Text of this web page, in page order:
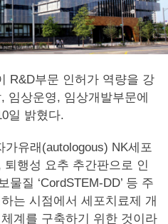
R&D부문 인허가 역량을 강
임상운영, 임상개발부문에
일 밝혔다.
유래(autologous) NK세포
퇴행성 요추 추간판으로 인
질 ‘CordSTEM-DD’ 등 주
는 시점에서 세포치료제 개
계를 구축하기 위한 것이라